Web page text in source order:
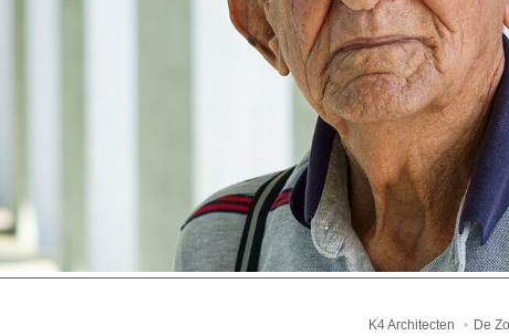
K4 Architecten De